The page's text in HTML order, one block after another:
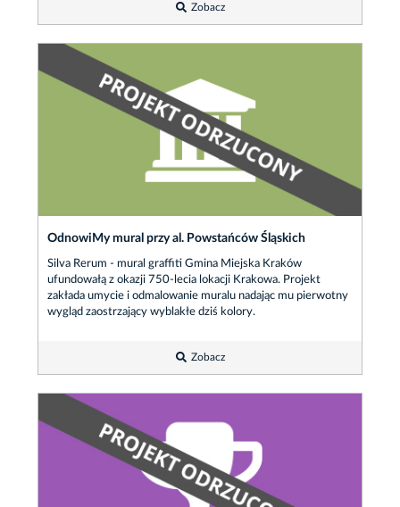
Zobacz
OdnowiMy mural przy al. Powstańców Śląskich
Silva Rerum - mural graffiti Gmina Miejska Kraków
ufundowałą z okazji 750-lecia lokacji Krakowa. Projekt
zakłada umycie i odmalowanie muralu nadając mu pierwotny
wygląd zaostrzający wyblakłe dziś kolory.
Zobacz